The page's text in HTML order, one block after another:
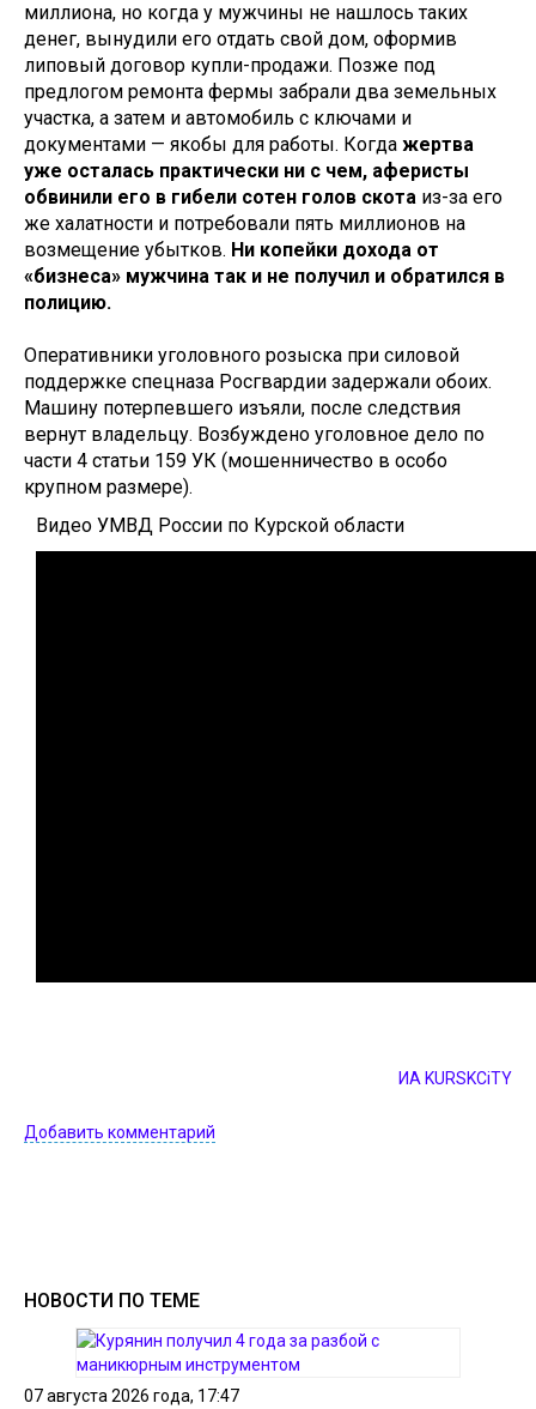
миллиона, но когда у мужчины не нашлось таких
денег, вынудили его отдать свой дом, оформив
липовый договор купли-продажи. Позже под
предлогом ремонта фермы забрали два земельных
участка, а затем и автомобиль с ключами и
документами — якобы для работы. Когда жертва
уже осталась практически ни с чем, аферисты
обвинили его в гибели сотен голов скота из-за его
же халатности и потребовали пять миллионов на
возмещение убытков. Ни копейки дохода от
«бизнеса» мужчина так и не получил и обратился в
полицию.
Оперативники уголовного розыска при силовой
поддержке спецназа Росгвардии задержали обоих.
Машину потерпевшего изъяли, после следствия
вернут владельцу. Возбуждено уголовное дело по
части 4 статьи 159 УК (мошенничество в особо
крупном размере).
Видео УМВД России по Курской области
ИА KURSKCiTY
Добавить комментарий
НОВОСТИ ПО ТЕМЕ
07 августа 2026 года, 17:47